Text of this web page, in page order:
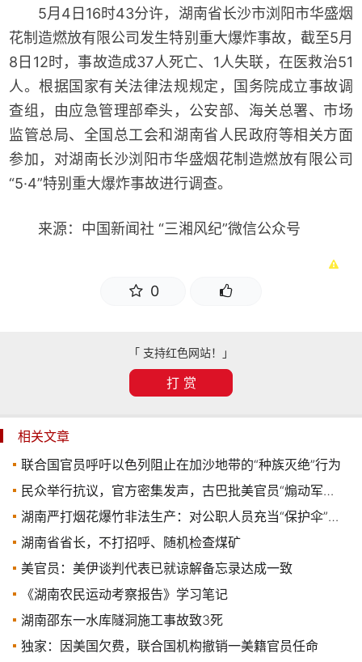
5月4日16时43分许，湖南省长沙市浏阳市华盛烟
花制造燃放有限公司发生特别重大爆炸事故，截至5月
8日12时，事故造成37人死亡、1人失联，在医救治51
人。根据国家有关法律法规规定，国务院成立事故调
查组，由应急管理部牵头，公安部、海关总署、市场
监管总局、全国总工会和湖南省人民政府等相关方面
参加，对湖南长沙浏阳市华盛烟花制造燃放有限公司
“5·4”特别重大爆炸事故进行调查。
来源：中国新闻社 “三湘风纪”微信公众号
0
「 支持红色网站！」
打 赏
相关文章
联合国官员呼吁以色列阻止在加沙地带的“种族灭绝”行为
民众举行抗议，官方密集发声，古巴批美官员“煽动军事侵略”
湖南严打烟花爆竹非法生产：对公职人员充当“保护伞”的，一律先免职再彻查
湖南省省长，不打招呼、随机检查煤矿
美官员：美伊谈判代表已就谅解备忘录达成一致
《湖南农民运动考察报告》学习笔记
湖南邵东一水库隧洞施工事故致3死
独家：因美国欠费，联合国机构撤销一美籍官员任命